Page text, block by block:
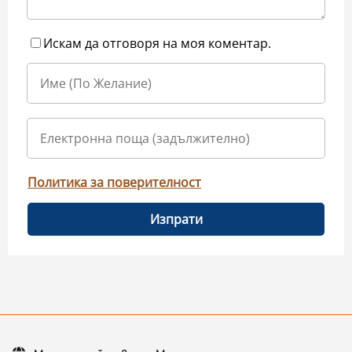
Искам да отговоря на моя коментар.
Политика за поверителност
Изпрати